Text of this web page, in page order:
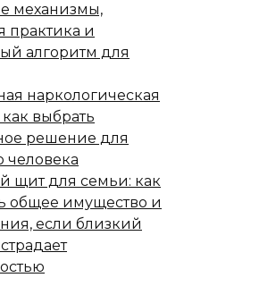
механизмы,
практика и
алгоритм для
наркологическая
выбрать
решение для
человека
щит для семьи: как
общее имущество и
если близкий